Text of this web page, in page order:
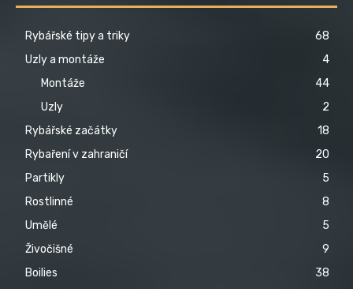
Rybářské tipy a triky
68
Uzly a montáže
4
Montáže
44
Uzly
2
Rybářské začátky
18
Rybaření v zahraničí
20
Partikly
5
Rostlinné
8
Umělé
5
Živočišné
9
Boilies
38